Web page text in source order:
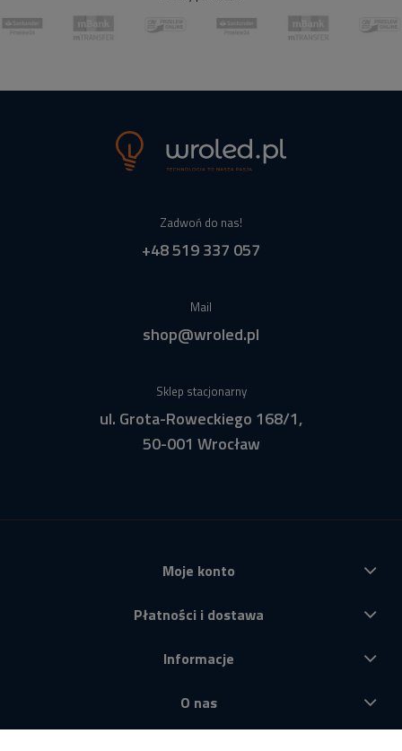
Zadwoń do nas!
+48 519 337 057
Mail
shop@wroled.pl
Sklep stacjonarny
ul. Grota-Roweckiego 168/1,
50-001 Wrocław
Moje konto
Płatności i dostawa
Informacje
O nas